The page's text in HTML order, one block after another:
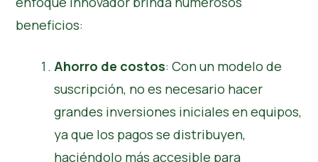
beneficios:
Ahorro de costos: Con un modelo de
suscripción, no es necesario hacer
grandes inversiones iniciales en equipos,
ya que los pagos se distribuyen,
haciéndolo más accesible para